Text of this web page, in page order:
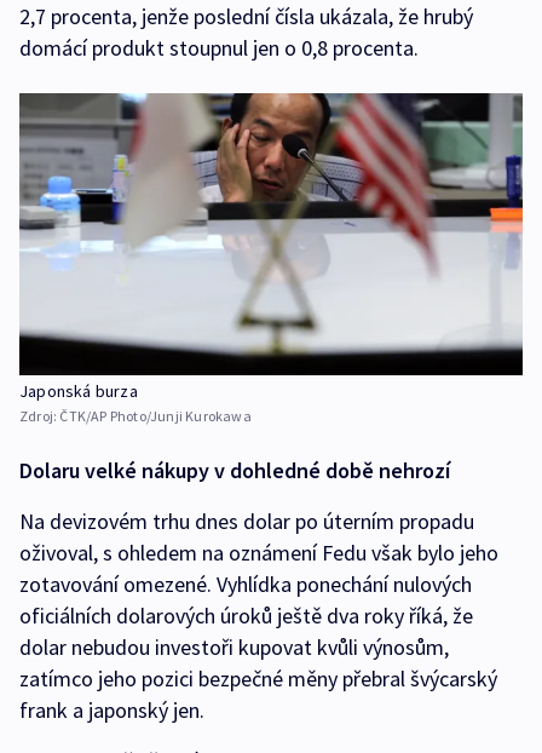
2,7 procenta, jenže poslední čísla ukázala, že hrubý
domácí produkt stoupnul jen o 0,8 procenta.
Japonská burza
Zdroj: ČTK/AP Photo/Junji Kurokawa
Dolaru velké nákupy v dohledné době nehrozí
Na devizovém trhu dnes dolar po úterním propadu
oživoval, s ohledem na oznámení Fedu však bylo jeho
zotavování omezené. Vyhlídka ponechání nulových
oficiálních dolarových úroků ještě dva roky říká, že
dolar nebudou investoři kupovat kvůli výnosům,
zatímco jeho pozici bezpečné měny přebral švýcarský
frank a japonský jen.